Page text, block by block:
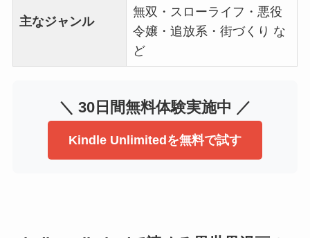
主なジャンル
無双・スローライフ・悪役
令嬢・追放系・街づくり な
ど
＼ 30日間無料体験実施中 ／
Kindle Unlimitedを無料で試す